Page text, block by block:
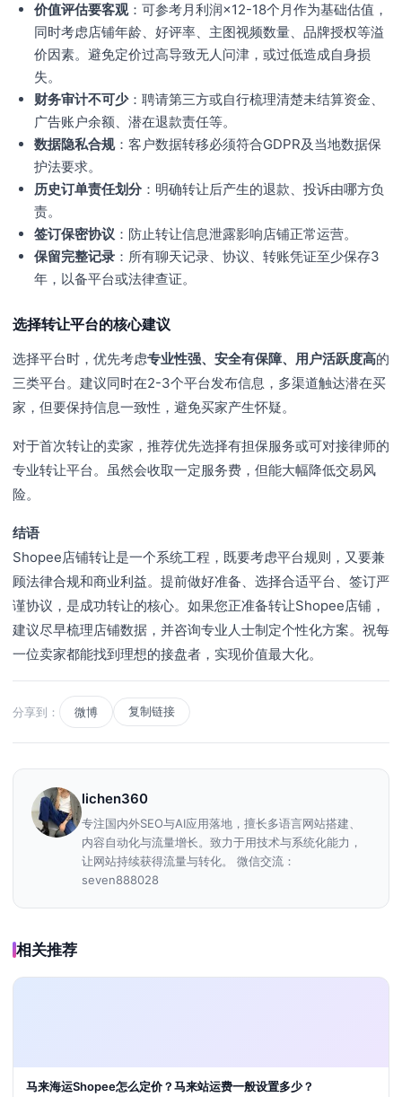
价值评估要客观：可参考月利润×12-18个月作为基础估值，
同时考虑店铺年龄、好评率、主图视频数量、品牌授权等溢
价因素。避免定价过高导致无人问津，或过低造成自身损
失。
财务审计不可少：聘请第三方或自行梳理清楚未结算资金、
广告账户余额、潜在退款责任等。
数据隐私合规：客户数据转移必须符合GDPR及当地数据保
护法要求。
历史订单责任划分 ：明确转让后产生的退款、投诉由哪方负
责。
签订保密协议 ：防止转让信息泄露影响店铺正常运营。
保留完整记录 ：所有聊天记录、协议、转账凭证至少保存3
年，以备平台或法律查证。
选择转让平台的核心建议
选择平台时，优先考虑专业性强、安全有保障、用户活跃度高的
三类平台。建议同时在2-3个平台发布信息，多渠道触达潜在买
家，但要保持信息一致性，避免买家产生怀疑。
对于首次转让的卖家，推荐优先选择有担保服务或可对接律师的
专业转让平台。虽然会收取一定服务费，但能大幅降低交易风
险。
结语
Shopee店铺转让是一个系统工程，既要考虑平台规则，又要兼
顾法律合规和商业利益。提前做好准备、选择合适平台、签订严
谨协议，是成功转让的核心。如果您正准备转让Shopee店铺，
建议尽早梳理店铺数据，并咨询专业人士制定个性化方案。祝每
一位卖家都能找到理想的接盘者，实现价值最大化。
分享到： 微博 复制链接
lichen360
专注国内外SEO与AI应用落地，擅长多语言网站搭建、
内容自动化与流量增长。致力于用技术与系统化能力，
让网站持续获得流量与转化。 微信交流：
seven888028
相关推荐
马来海运Shopee怎么定价？马来站运费一般设置多少？